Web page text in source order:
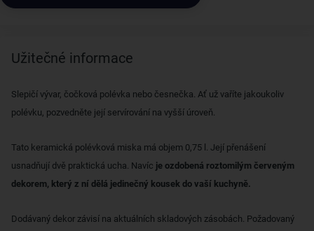
Užitečné informace
Slepičí vývar, čočková polévka nebo česnečka. Ať už vaříte jakoukoliv
polévku, pozvedněte její servírování na vyšší úroveň.
Tato keramická polévková miska má objem 0,75 l. Její přenášení
usnadňují dvě praktická ucha. Navíc je ozdobená roztomilým červeným
dekorem, který z ní dělá jedinečný kousek do vaší kuchyně.
Dodávaný dekor závisí na aktuálních skladových zásobách. Požadovaný